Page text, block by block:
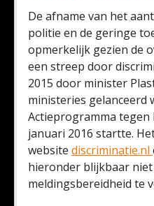
De afname van het
politie en de geringe
opmerkelijk gezien de
een streep door
2015 door minister
ministeries gelanceerd
Actieprogramma tegen
januari 2016 startte.
website discriminatie.nl
hieronder blijkbaar
meldingsbereidheid te